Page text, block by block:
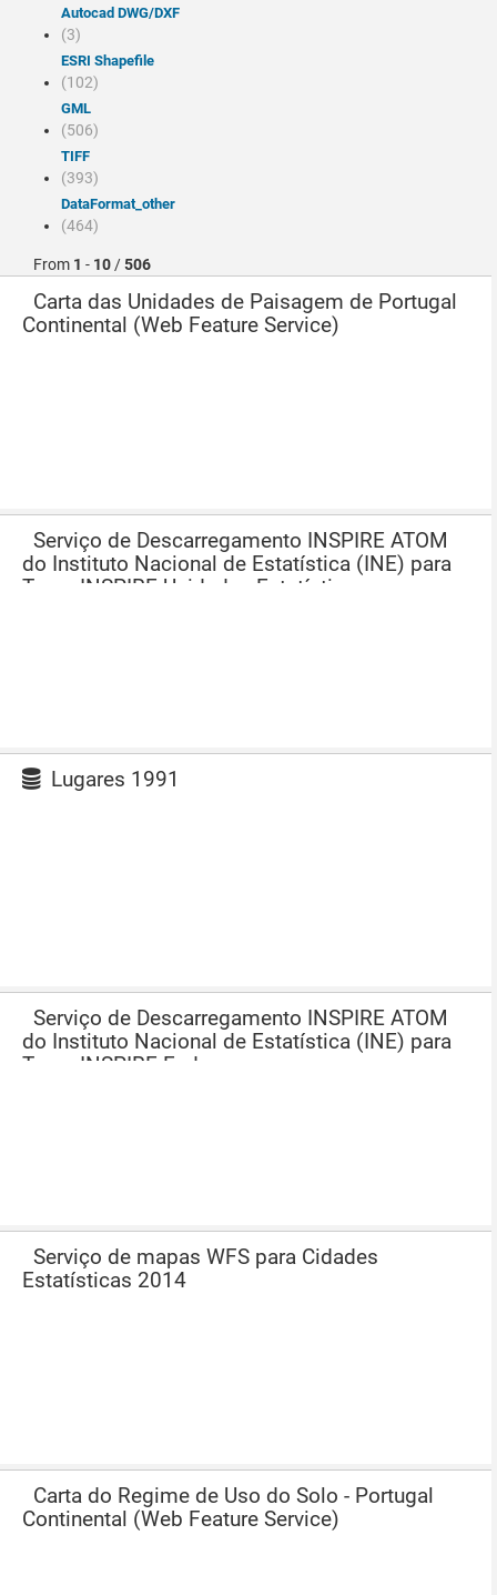
Autocad DWG/DXF
(3)
ESRI Shapefile
(102)
GML
(506)
TIFF
(393)
dataFormat_other
(464)
From 1 - 10 /506
Carta das Unidades de Paisagem de Portugal
Continental (Web Feature Service)
Serviço de Descarregamento INSPIRE ATOM
do Instituto Nacional de Estatística (INE) para
Tema INSPIRE Unidades Estatísticas
Lugares 1991
Serviço de Descarregamento INSPIRE ATOM
do Instituto Nacional de Estatística (INE) para
Tema INSPIRE Endereços
Serviço de mapas WFS para Cidades
Estatísticas 2014
Carta do Regime de Uso do Solo - Portugal
Continental (Web Feature Service)